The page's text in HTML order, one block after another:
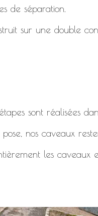
de séparation.
sur une double
sont réalisées
nos caveaux
les caveaux